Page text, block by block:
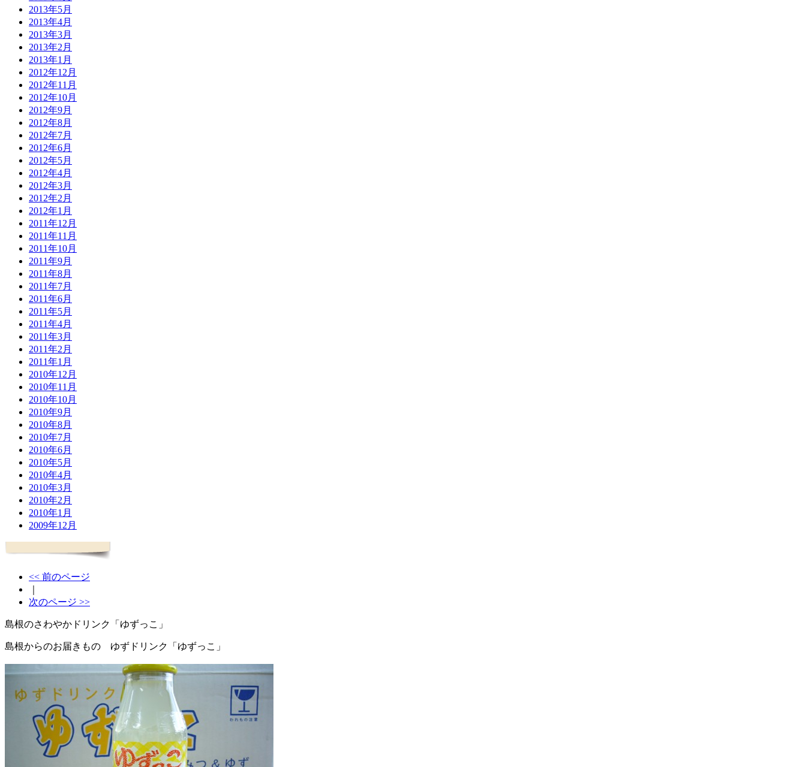
2013年5月
2013年4月
2013年3月
2013年2月
2013年1月
2012年12月
2012年11月
2012年10月
2012年9月
2012年8月
2012年7月
2012年6月
2012年5月
2012年4月
2012年3月
2012年2月
2012年1月
2011年12月
2011年11月
2011年10月
2011年9月
2011年8月
2011年7月
2011年6月
2011年5月
2011年4月
2011年3月
2011年2月
2011年1月
2010年12月
2010年11月
2010年10月
2010年9月
2010年8月
2010年7月
2010年6月
2010年5月
2010年4月
2010年3月
2010年2月
2010年1月
2009年12月
<< 前のページ
次のページ >>
島根のさわやかドリンク「ゆずっこ」
島根からのお届きもの ゆずドリンク「ゆずっこ」